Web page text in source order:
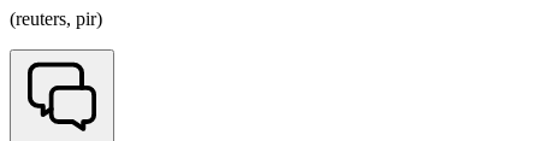
(reuters, pir)